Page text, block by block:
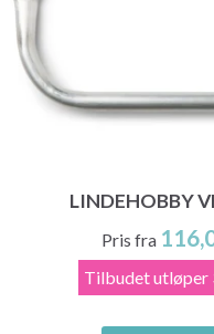
LINDEHOBBY
Pris fra
Tilbudet utløper